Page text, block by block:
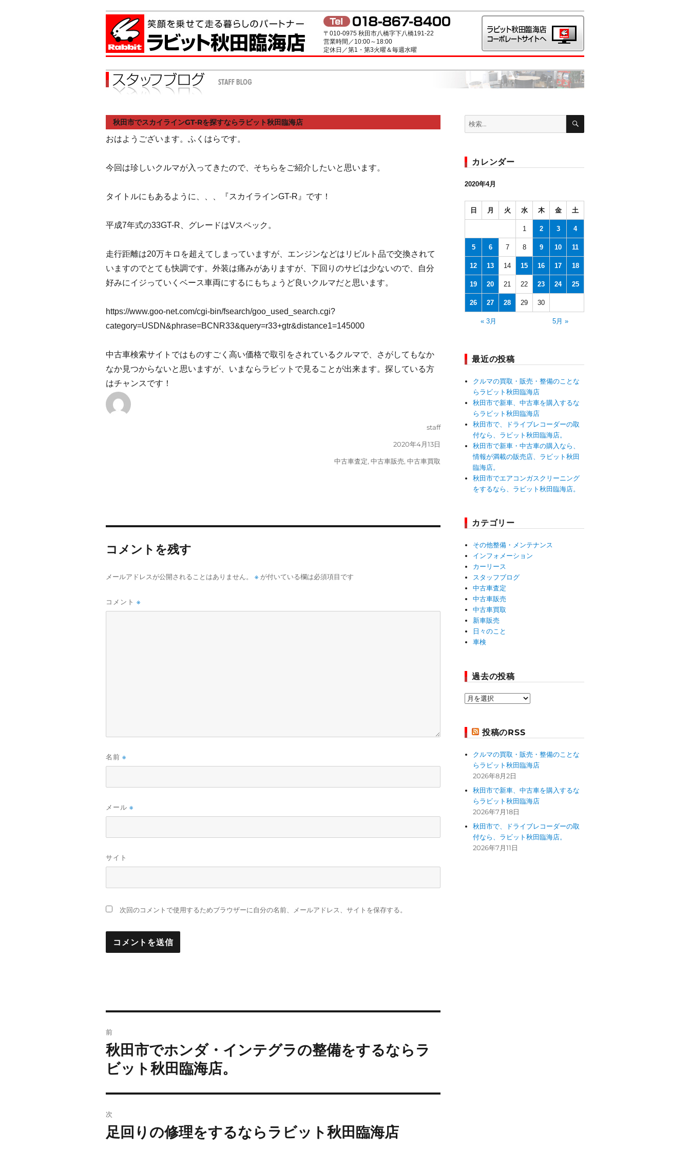
〒010-0975 秋田市八橋字下八橋191-22
営業時間／10:00～18:00
定休日／第1・第3火曜＆毎週水曜
秋田市でスカイラインGT-Rを探すならラビット秋田臨海店
おはようございます。ふくはらです。
今回は珍しいクルマが入ってきたので、そちらをご紹介したいと思います。
タイトルにもあるように、、、『スカイラインGT-R』です！
平成7年式の33GT-R、グレードはVスペック。
走行距離は20万キロを超えてしまっていますが、エンジンなどはリビルト品で交換されて
いますのでとても快調です。外装は痛みがありますが、下回りのサビは少ないので、自分
好みにイジっていくベース車両にするにもちょうど良いクルマだと思います。
https://www.goo-net.com/cgi-bin/fsearch/goo_used_search.cgi?
category=USDN&phrase=BCNR33&query=r33+gtr&distance1=145000
中古車検索サイトではものすごく高い価格で取引をされているクルマで、さがしてもなか
なか見つからないと思いますが、いまならラビットで見ることが出来ます。探している方
はチャンスです！
投
staff
投
稿
2020年4月13日
カ
中古車査定,中古車販売,中古車買取
コメントを残す
メールアドレスが公開されることはありません。 ※ が付いている欄は必須項目です
コメント ※
名前 ※
メール ※
サイト
次回のコメントで使用するためブラウザーに自分の名前、メールアドレス、サイトを保存する。
稿
ナ
ゲ
ー
前
前
の
投
稿:
秋田市でホンダ・インテグラの整備をするならラ
ビット秋田臨海店。
次
次
足回りの修理をするならラビット秋田臨海店
検
索:
検
カレンダー
2020年4月
日 月 火 水 木 金 土
1 2 3 4
5 6 7 8 9 10 11
12 13 14 15 16 17 18
19 20 21 22 23 24 25
26 27 28 29 30
« 3月 5月 »
最近の投稿
クルマの買取・販売・整備のことな
らラビット秋田臨海店
秋田市で新車、中古車を購入するな
らラビット秋田臨海店
秋田市で、ドライブレコーダーの取
付なら、ラビット秋田臨海店。
秋田市で新車・中古車の購入なら、
情報が満載の販売店、ラビット秋田
臨海店。
秋田市でエアコンガスクリーニング
をするなら、ラビット秋田臨海店。
カテゴリー
その他整備・メンテナンス
インフォメーション
カーリース
スタッフブログ
中古車査定
中古車販売
中古車買取
新車販売
日々のこと
車検
過去の投稿
過
投稿のRSS
クルマの買取・販売・整備のことな
らラビット秋田臨海店
2026年8月2日
秋田市で新車、中古車を購入するな
らラビット秋田臨海店
2026年7月18日
秋田市で、ドライブレコーダーの取
付なら、ラビット秋田臨海店。
2026年7月11日